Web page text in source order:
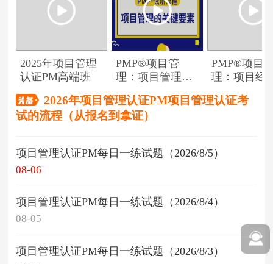
2025年项目管理
认证PM高端班
PMP®项目管
理：项目管理的
PMP®项目
理：项目经
2026年项目管理认证PM项目管理认证考
试的流程（从报名到拿证）
项目管理认证PM每日一练试题（2026/8/5）
08-06
项目管理认证PM每日一练试题（2026/8/4）
08-05
项目管理认证PM每日一练试题（2026/8/3）